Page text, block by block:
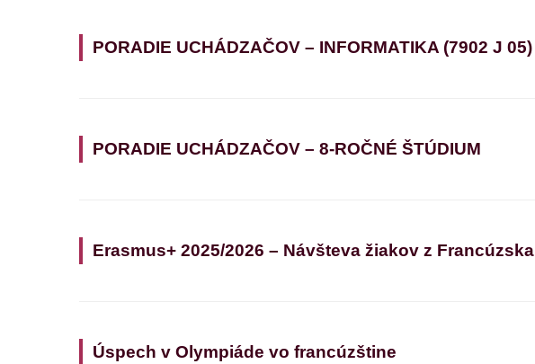
PORADIE UCHÁDZAČOV – INFORMATIKA (7902 J 05)
PORADIE UCHÁDZAČOV – 8-ROČNÉ ŠTÚDIUM
Erasmus+ 2025/2026 – Návšteva žiakov z Francúzska
Úspech v Olympiáde vo francúzštine